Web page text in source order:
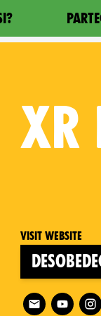
XR
Visit website
Follow XR